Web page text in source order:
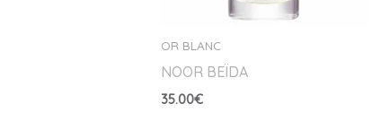
OR BLANC
NOOR BEÏDA
35.00€